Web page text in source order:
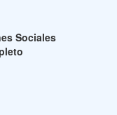
Sociales